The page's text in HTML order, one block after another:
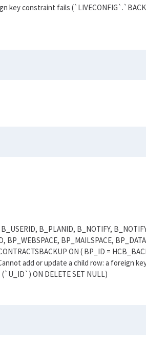
key constraint fails
B_PLANID, B_NOTIFY,
BP_MAILSPACE,
ON ( BP_ID =
add or update a child row: a foreign
ON DELETE SET NULL)